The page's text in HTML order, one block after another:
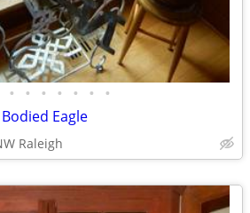
• • • • • • •
Eagle
Raleigh